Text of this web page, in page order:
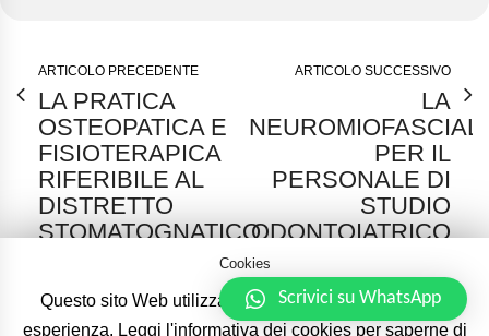
ARTICOLO PRECEDENTE
LA PRATICA
OSTEOPATICA E
FISIOTERAPICA
RIFERIBILE AL
DISTRETTO
STOMATOGNATICO
ARTICOLO SUCCESSIVO
LA
PER IL
PERSONALE DI
STUDIO
ODONTOIATRICO
IAPNOR – International Academy of Posture and Neuromyofascial
Cookies
Questo sito Web utilizza i cookie per migliorare la tua
esperienza. Leggi l'informativa dei cookies per saperne di
Scrivici su WhatsApp